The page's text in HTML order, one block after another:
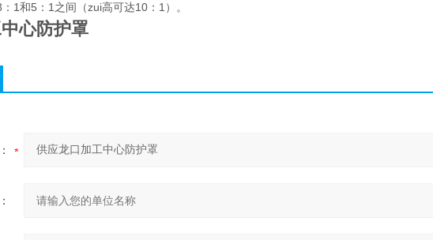
1和5：1之间（zui高可达10：1）。
心防护罩